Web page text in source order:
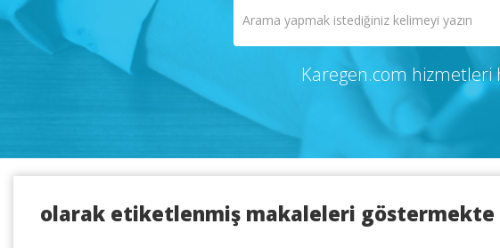
Karegen.com hizmetleri
olarak etiketlenmiş makaleleri göstermekte